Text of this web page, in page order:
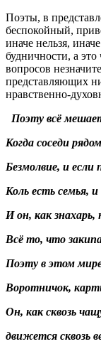
Поэты, в
беспокойный,
иначе нельзя,
будничности, а
вопросов
представляющих
нравственно-
Поэту всё
Когда соседи
Безмолвие, и если
Коль есть семья,
И он, как
Всё то, что
Поэту в этом
Воротничок,
Он, как сквозь
движется сквозь